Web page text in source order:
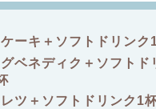
ーキ＋ソフトドリンク
ベネディク＋ソフトド
ツ＋ソフトドリンク1